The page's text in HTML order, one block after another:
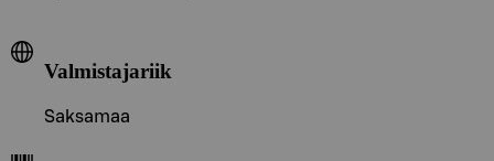
Valmistajariik
Saksamaa